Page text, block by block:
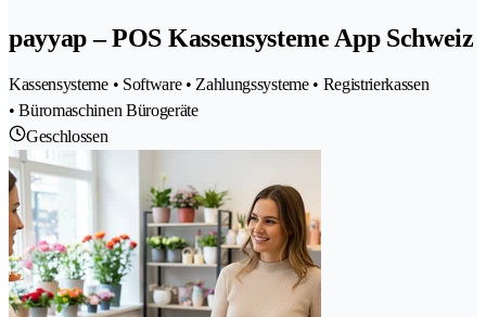
payyap – POS Kassensysteme App Schweiz
Kassensysteme • Software • Zahlungssysteme • Registrierkassen
• Büromaschinen Bürogeräte
Geschlossen